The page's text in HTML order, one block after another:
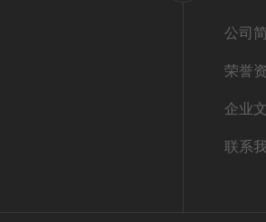
公司
荣誉
企业
联系